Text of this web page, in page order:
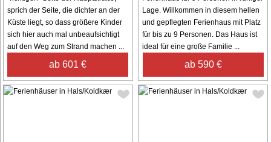
sprich der Seite, die dichter an der
Küste liegt, so dass größere Kinder
sich hier auch mal unbeaufsichtigt
auf den Weg zum Strand machen ...
ab 601 €
Lage. Willkommen in diesem hellen
und gepflegten Ferienhaus mit Platz
für bis zu 9 Personen. Das Haus ist
ideal für eine große Familie ...
ab 590 €